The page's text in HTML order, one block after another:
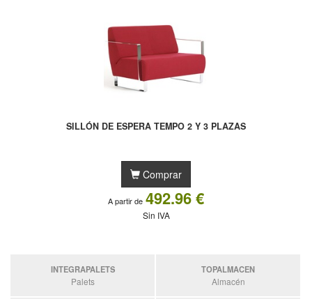
SILLÓN DE ESPERA TEMPO 2 Y 3 PLAZAS
Comprar
A partir de 492.96 €
Sin IVA
INTEGRAPALETS
Palets
TOPALMACEN
Almacén